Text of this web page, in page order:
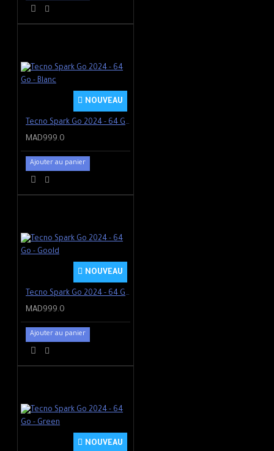
NOUVEAU
Tecno Spark Go 2024 - 64 Go - Blanc
MAD999.0
Ajouter au panier
NOUVEAU
Tecno Spark Go 2024 - 64 Go - Goold
MAD999.0
Ajouter au panier
NOUVEAU